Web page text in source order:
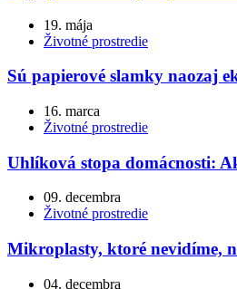
19. mája
Životné prostredie
Sú papierové slamky naozaj
16. marca
Životné prostredie
Uhlíková stopa domácnosti:
09. decembra
Životné prostredie
Mikroplasty, ktoré nevidíme,
04. decembra